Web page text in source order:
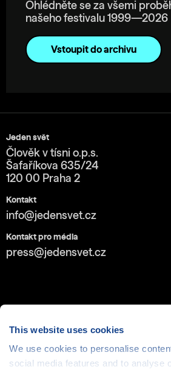
This website uses cookies
We use cookies to personalise
social media features and to analyse
Ohlédněte se za všemi
našeho festivalu 1999—2026
Vstoupit do archivu
Jeden svět
Člověk v tísni o.p.s.
Šafaříkova 635/24
120 00 Praha 2
Kontakt
info@jedensvet.cz
Kontakt pro média
press@jedensvet.cz
Cookies| © 1999-2026 Člověk v